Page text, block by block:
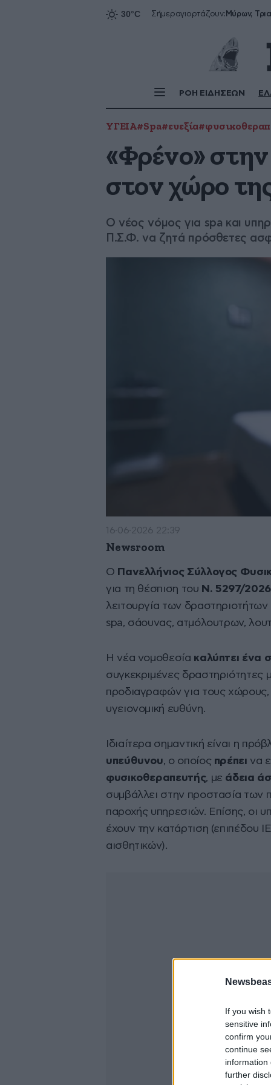
If you wish
sensitive
confirm
continue
information
further
Σήμεραγιορτάζουν:
ΡΟΗ ΕΙΔΗΣΕΩΝ
ΥΓΕΙΑ#Spa#ευεξία
«Φρένο»
στον χώρο
Ο νέος νόμος για spa και
Π.Σ.Φ. να ζητά πρόσθετες
16·06·2026 22:39
Newsroom
Ο Πανελλήνιος Σύλλογος
για τη θέσπιση του Ν. 5297/2026
λειτουργία των
spa, σάουνας, ατμόλουτρων,
Η νέα νομοθεσία καλύπτει ένα
συγκεκριμένες δραστηριότητες
προδιαγραφών για τους χώρους,
υγειονομική ευθύνη.
Ιδιαίτερα σημαντική είναι η
υπεύθυνου, ο οποίος πρέπει να
φυσικοθεραπευτής, με άδεια
συμβάλλει στην προστασία των
παροχής υπηρεσιών. Επίσης, οι
έχουν την κατάρτιση
αισθητικών).